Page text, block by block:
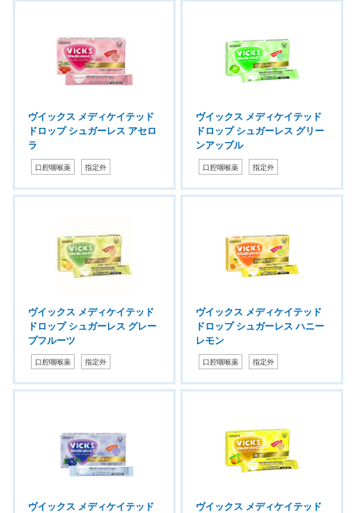
ヴイックス メディケイテッド
ドロップ シュガーレス アセロ
ラ
口腔咽喉薬 指定外
ヴイックス メディケイテッド
ドロップ シュガーレス グリー
ンアップル
口腔咽喉薬 指定外
ヴイックス メディケイテッド
ドロップ シュガーレス グレー
プフルーツ
口腔咽喉薬 指定外
ヴイックス メディケイテッド
ドロップ シュガーレス ハニー
レモン
口腔咽喉薬 指定外
ヴイックス メディケイテッド
ヴイックス メディケイテッド